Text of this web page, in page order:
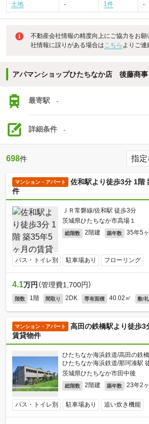
土地 - 1件 -
不動産会社情報の精度向上にご協力をお
社情報に誤りがある場合はこちら よりご連
アパマンショップひたちなか店 後藤商
最寄駅 -
詳細条件 -
698件
マンション・アパート
佐和駅より徒歩3分 1階
件
ＪＲ常磐線/佐和駅 徒歩3分
茨城県ひたちなか市高場１
総階数 2階建 築年数 35年5
バス・トイレ別 駐車場あり フローリング
4.1万円 （管理費1,700円）
階数 1階 間取り 2DK 専有面積 40.02㎡ 敷/礼
マンション・アパート
高田の鉄橋駅より徒歩3
賃貸物件
ひたちなか海浜鉄道/高田の鉄
ひたちなか海浜鉄道/那珂湊駅
茨城県ひたちなか市田中後
総階数 2階建 築年数 23年2
バス・トイレ別 駐車場あり 追い炊き機能